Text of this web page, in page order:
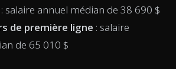
salaire annuel médian de 38 690 $
de première ligne : salaire
de 65 010 $